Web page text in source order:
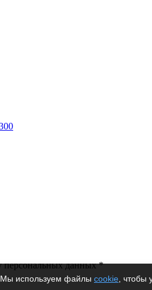
Мы используем файлы cookie , чтобы
персональных данных *